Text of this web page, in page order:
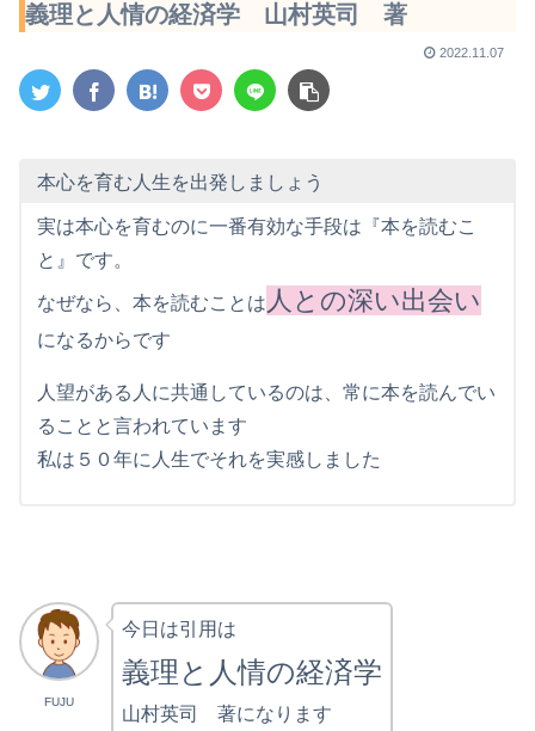
義理と人情の経済学 山村英司 著
2022.11.07
本心を育む人生を出発しましょう
実は本心を育むのに一番有効な手段は『本を読むこ
と』です。
なぜなら、本を読むことは 人との深い出会い
になるからです
人望がある人に共通しているのは、常に本を読んでい
ることと言われています
私は５０年に人生でそれを実感しました
FUJU
今日は引用は
義理と人情の経済学
山村英司 著になります